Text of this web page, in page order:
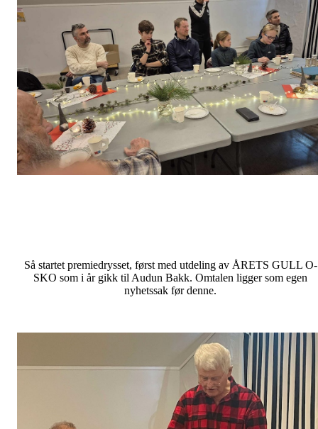
Så startet premiedrysset, først med utdeling av ÅRETS GULL O-
SKO som i år gikk til Audun Bakk. Omtalen ligger som egen
nyhetssak før denne.